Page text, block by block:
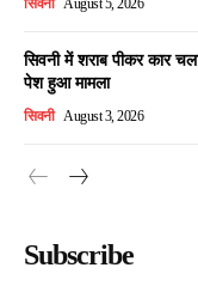
सिवनी August 5, 2026
सिवनी में शराब पीकर कार
पेश हुआ मामला
सिवनी August 3, 2026
Subscribe